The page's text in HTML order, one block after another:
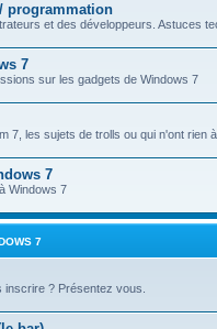
programmation
et des développeurs. Astuces
7
sur les gadgets de Windows 7
7, les sujets de trolls ou qui n'ont rien
7
Windows 7
7
inscrire ? Présentez vous.